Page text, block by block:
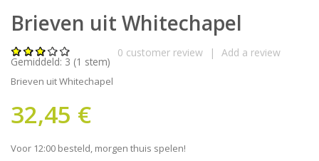
Brieven uit Whitechapel
Gemiddeld: 3 (1 stem)
0 customer review | Add a review
Brieven uit Whitechapel
32,45 €
Voor 12:00 besteld, morgen thuis spelen!